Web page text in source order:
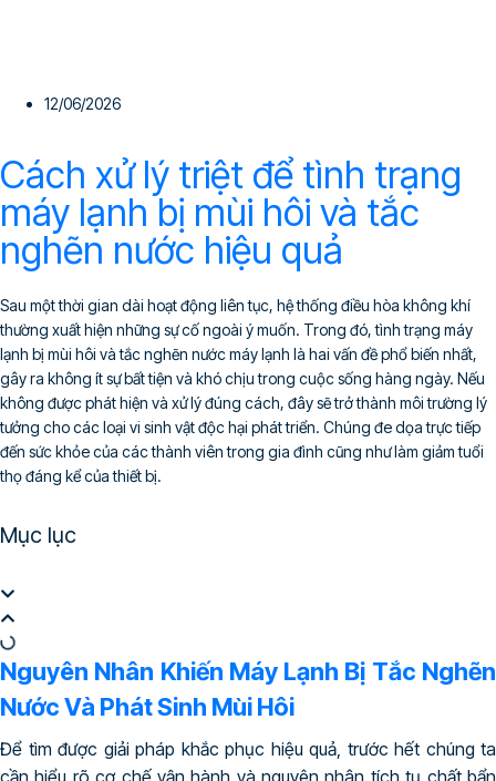
12/06/2026
Cách xử lý triệt để tình trạng
máy lạnh bị mùi hôi và tắc
nghẽn nước hiệu quả
Sau một thời gian dài hoạt động liên tục, hệ thống điều hòa không khí
thường xuất hiện những sự cố ngoài ý muốn. Trong đó, tình trạng máy
lạnh bị mùi hôi và tắc nghẽn nước máy lạnh là hai vấn đề phổ biến nhất,
gây ra không ít sự bất tiện và khó chịu trong cuộc sống hàng ngày. Nếu
không được phát hiện và xử lý đúng cách, đây sẽ trở thành môi trường lý
tưởng cho các loại vi sinh vật độc hại phát triển. Chúng đe dọa trực tiếp
đến sức khỏe của các thành viên trong gia đình cũng như làm giảm tuổi
thọ đáng kể của thiết bị.
Mục lục
Nguyên Nhân Khiến Máy Lạnh Bị Tắc Nghẽn
Nước Và Phát Sinh Mùi Hôi
Để tìm được giải pháp khắc phục hiệu quả, trước hết chúng ta